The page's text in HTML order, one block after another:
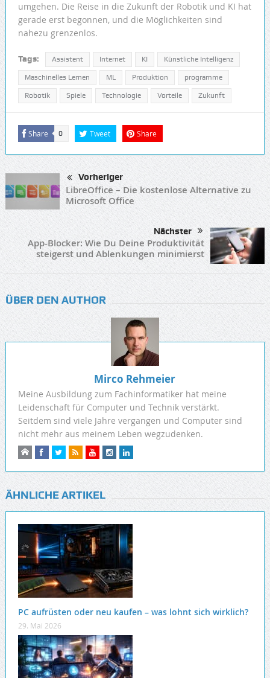
umgehen. Die Reise in die Zukunft der Robotik und KI hat
gerade erst begonnen, und die Möglichkeiten sind
nahezu grenzenlos.
Tags: Assistent Internet KI Künstliche Intelligenz
Maschinelles Lernen ML Produktion programme
Robotik Spiele Technologie Vorteile Zukunft
Share 0 Tweet Share
Vorheriger
LibreOffice – Die kostenlose Alternative zu
Microsoft Office
Nächster
App-Blocker: Wie Du Deine Produktivität
steigerst und Ablenkungen minimierst
ÜBER DEN AUTHOR
Mirco Rehmeier
Meine Ausbildung zum Fachinformatiker hat meine
Leidenschaft für Computer und Technik verstärkt.
Seitdem sind viele Jahre vergangen und Computer sind
nicht mehr aus meinem Leben wegzudenken.
ÄHNLICHE ARTIKEL
PC aufrüsten oder neu kaufen – was lohnt sich wirklich?
29. Mai 2026